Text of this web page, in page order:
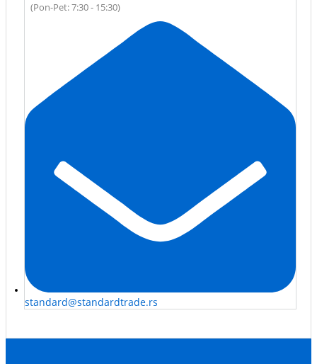
(Pon-Pet: 7:30 - 15:30)
standard@standardtrade.rs